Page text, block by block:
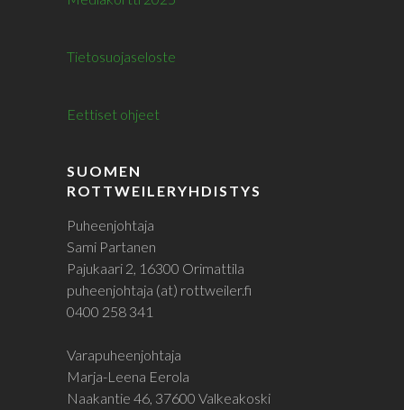
Tietosuojaseloste
Eettiset ohjeet
SUOMEN
ROTTWEILERYHDISTYS
Puheenjohtaja
Sami Partanen
Pajukaari 2, 16300 Orimattila
puheenjohtaja (at) rottweiler.fi
0400 258 341
Varapuheenjohtaja
Marja-Leena Eerola
Naakantie 46, 37600 Valkeakoski